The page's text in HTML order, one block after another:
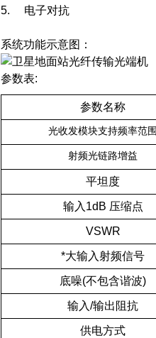
5. 电子对抗
系统功能示意图：
参数表:
参数名称
光收发模块支持频率范围
射频光链路增益
平坦度
输入1dB 压缩点
VSWR
*大输入射频信号
底噪(不包含谐波)
输入/输出阻抗
供电方式